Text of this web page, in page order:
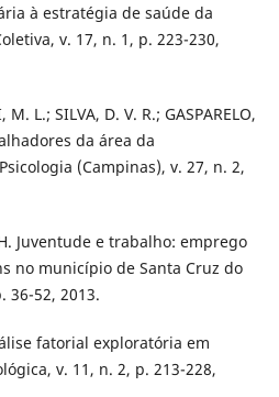
à estratégia de saúde da
v. 17, n. 1, p. 223-230,
M. L.; SILVA, D. V. R.; GASPARELO,
da área da
(Campinas), v. 27, n. 2,
Juventude e trabalho: emprego
no município de Santa Cruz do
36-52, 2013.
fatorial exploratória em
v. 11, n. 2, p. 213-228,